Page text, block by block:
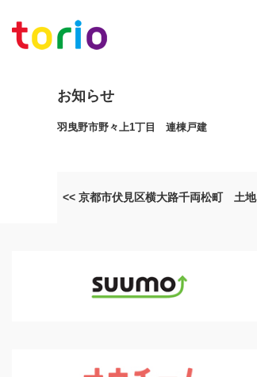
お知らせ
羽曳野市野々上1丁目 連棟戸建
<< 京都市伏見区横大路千両松町 土地